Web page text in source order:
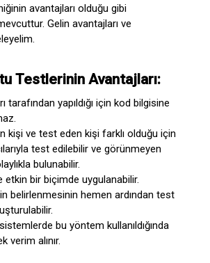
avantajları olduğu gibi
Gelin avantajları ve
Testlerinin Avantajları:
tarafından yapıldığı için kod bilgisine
kişi ve test eden kişi farklı olduğu için
test edilebilir ve görünmeyen
bulunabilir.
etkin bir biçimde uygulanabilir.
belirlenmesinin hemen ardından test
bu yöntem kullanıldığında
verim alınır.